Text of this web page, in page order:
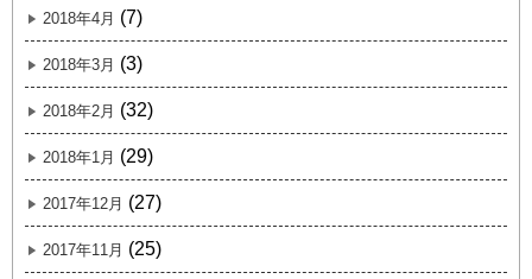
2018年4月 (7)
2018年3月 (3)
2018年2月 (32)
2018年1月 (29)
2017年12月 (27)
2017年11月 (25)